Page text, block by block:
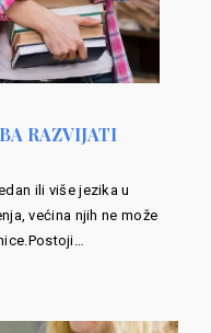
RAZVIJATI
ili više jezika u
većina njih ne može